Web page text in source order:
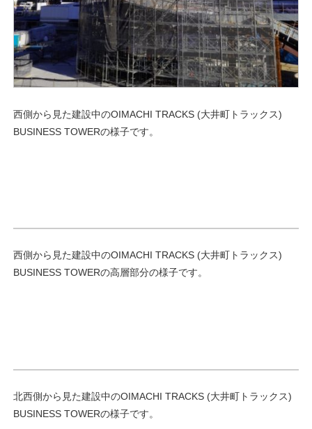
西側から見た建設中のOIMACHI TRACKS (大井町トラックス)
BUSINESS TOWERの様子です。
西側から見た建設中のOIMACHI TRACKS (大井町トラックス)
BUSINESS TOWERの高層部分の様子です。
北西側から見た建設中のOIMACHI TRACKS (大井町トラックス)
BUSINESS TOWERの様子です。